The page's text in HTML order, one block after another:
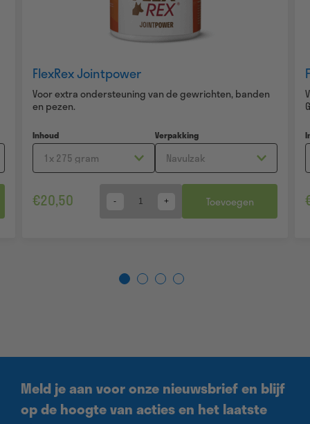
FlexRex Jointpower
Voor extra ondersteuning van de gewrichten, banden
en pezen.
Inhoud Verpakking
€20,50 Quantity Toevoegen
Meld je aan voor onze nieuwsbrief en blijf
op de hoogte van acties en het laatste